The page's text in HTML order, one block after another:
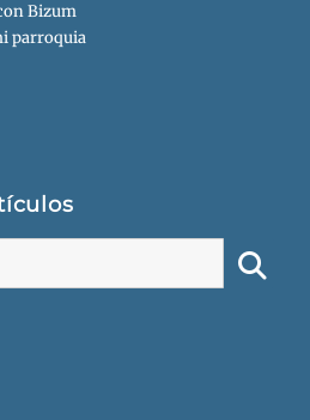
Bizum
parroquia